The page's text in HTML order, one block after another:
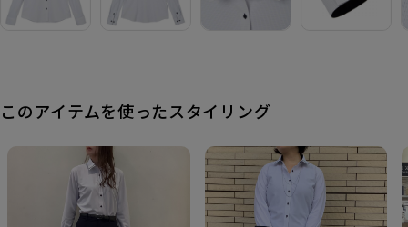
このアイテムを使ったスタイリング